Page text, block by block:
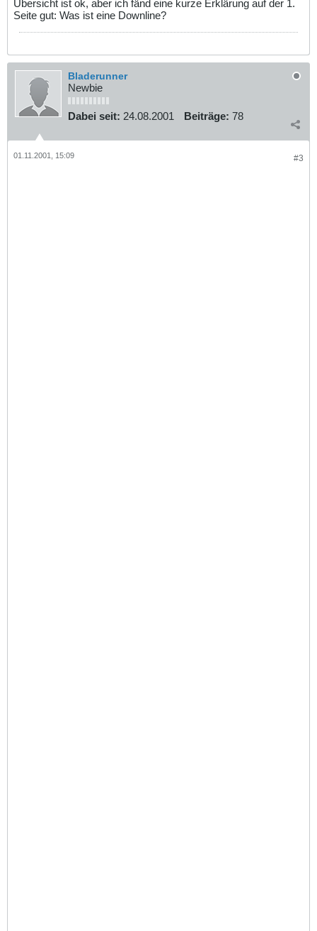
Übersicht ist ok, aber ich fänd eine kurze Erklärung auf der 1.
Seite gut: Was ist eine Downline?
Bladerunner
Newbie
Dabei seit: 24.08.2001 Beiträge: 78
#3
01.11.2001, 15:09